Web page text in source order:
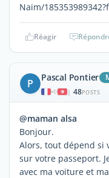
Naim/
Réagir
P Pascal Pontier
| 48POSTS
@maman alsa
Bonjour.
Alors, tout dépend si
sur votre passeport.
avec ma voiture et